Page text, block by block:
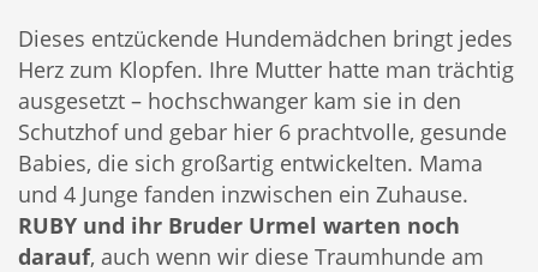
Dieses entzückende Hundemädchen bringt jedes
Herz zum Klopfen. Ihre Mutter hatte man trächtig
ausgesetzt – hochschwanger kam sie in den
Schutzhof und gebar hier 6 prachtvolle, gesunde
Babies, die sich großartig entwickelten. Mama
und 4 Junge fanden inzwischen ein Zuhause.
RUBY und ihr Bruder Urmel warten noch
darauf, auch wenn wir diese Traumhunde am